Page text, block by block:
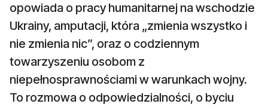
opowiada o pracy humanitarnej na wschodzie
Ukrainy, amputacji, która „zmienia wszystko i
nie zmienia nic”, oraz o codziennym
towarzyszeniu osobom z
niepełnosprawnościami w warunkach wojny.
To rozmowa o odpowiedzialności, o byciu